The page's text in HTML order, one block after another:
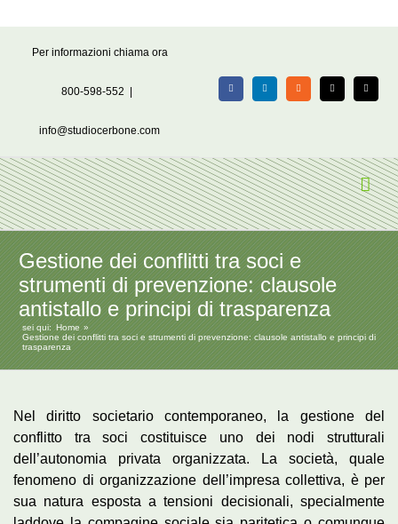
Per informazioni chiama ora
800-598-552
info@studiocerbone.com
FacebookLinkedIn Rss X Email
Gestione dei conflitti tra soci e
strumenti di prevenzione: clausole
antistallo e principi di trasparenza
sei qui:
Home
Gestione dei conflitti tra soci e strumenti di prevenzione: clausole antistallo e principi di
trasparenza
Nel diritto societario contemporaneo, la gestione del
conflitto tra soci costituisce uno dei nodi strutturali
dell’autonomia privata organizzata. La società, quale
fenomeno di organizzazione dell’impresa collettiva, è per
sua natura esposta a tensioni decisionali, specialmente